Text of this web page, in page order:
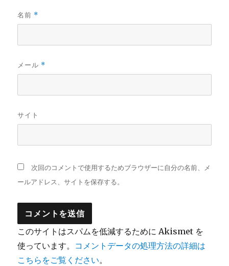
名前 *
メール *
サイト
次回のコメントで使用するためブラウザーに自分の名前、メ
ールアドレス、サイトを保存する。
このサイトはスパムを低減するために Akismet を
使っています。 コメントデータの処理方法の詳細は
こちらをご覧ください。